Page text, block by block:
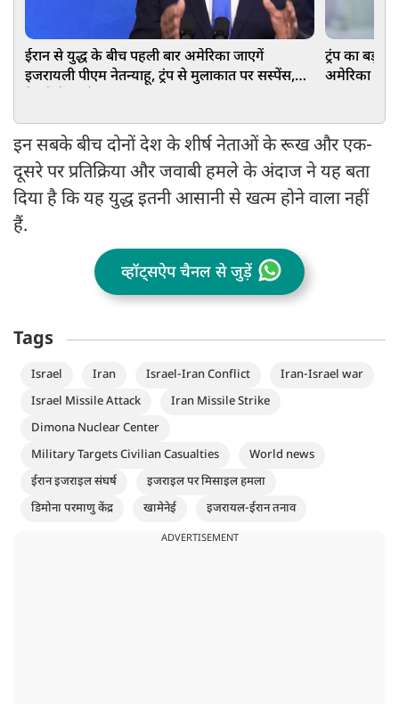
ईरान से युद्ध के बीच पहली बार अमेरिका जाएगें
इजरायली पीएम नेतन्याहू, ट्रंप से मुलाकात पर सस्पेंस,
ट्रंप का बड़ा
अमेरिका में
इन सबके बीच दोनों देश के शीर्ष नेताओं के रूख और एक-
दूसरे पर प्रतिक्रिया और जवाबी हमले के अंदाज ने यह बता
दिया है कि यह युद्ध इतनी आसानी से खत्म होने वाला नहीं
हैं.
व्हॉट्सऐप चैनल से जुड़ें
Tags
Israel Iran Israel-Iran Conflict
Iran-Israel war
Israel Missile Attack
Iran Missile Strike
Dimona Nuclear Center
Military Targets Civilian Casualties
World news
ईरान इजराइल संघर्ष
इजराइल पर मिसाइल हमला
डिमोना परमाणु केंद्र
खामेनेई इजरायल-ईरान तनाव
ADVERTISEMENT